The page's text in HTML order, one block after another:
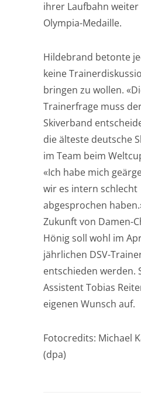
ihrer Laufbahn
Olympia-Medaille.
Hildebrand betonte
keine
bringen zu wollen.
Trainerfrage muss
Skiverband
die älteste deutsche
im Team beim
«Ich habe mich
wir es intern schlecht
abgesprochen
Zukunft von Damen-
Hönig soll wohl im
jährlichen DSV-
entschieden werden.
Assistent Tobias
eigenen Wunsch auf.
Fotocredits: Michael
(dpa)